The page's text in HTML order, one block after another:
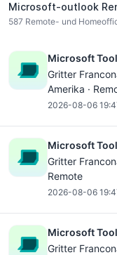
Microsoft-outlook
587 Remote- und
Microsoft
Gritter
Amerika ·
2026-08-06
Microsoft
Gritter
Remote
2026-08-06
Microsoft
Gritter